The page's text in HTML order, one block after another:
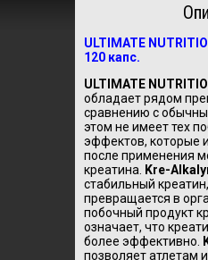
ULTIMATE
120 капс.
ULTIMATE
обладает рядом
сравнению с
этом не имеет тех
эффектов, которые
после применения
креатина.
Kre-
стабильный
превращается в
побочный продукт
означает, что
более эффективно.
позволяет атлетам